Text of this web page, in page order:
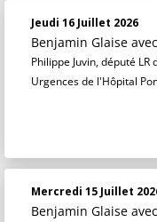
Jeudi 16 Juillet 2026
Benjamin Glaise
Philippe Juvin, député
Urgences de l'Hôpital
Mercredi 15 Juillet
Benjamin Glaise